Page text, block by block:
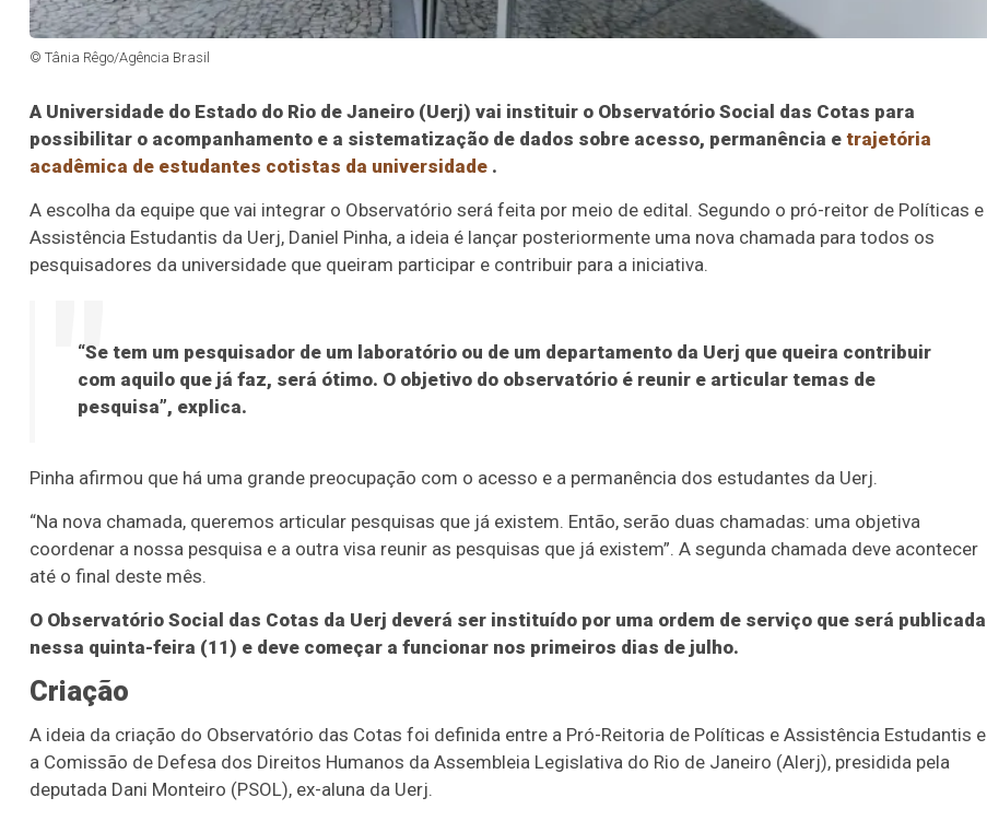
© Tânia Rêgo/Agência Brasil
A Universidade do Estado do Rio de Janeiro (Uerj) vai instituir o Observatório Social das Cotas para
possibilitar o acompanhamento e a sistematização de dados sobre acesso, permanência e trajetória
acadêmica de estudantes cotistas da universidade .
A escolha da equipe que vai integrar o Observatório será feita por meio de edital. Segundo o pró-reitor de Políticas e
Assistência Estudantis da Uerj, Daniel Pinha, a ideia é lançar posteriormente uma nova chamada para todos os
pesquisadores da universidade que queiram participar e contribuir para a iniciativa.
“Se tem um pesquisador de um laboratório ou de um departamento da Uerj que queira contribuir
com aquilo que já faz, será ótimo. O objetivo do observatório é reunir e articular temas de
pesquisa”, explica.
Pinha afirmou que há uma grande preocupação com o acesso e a permanência dos estudantes da Uerj.
“Na nova chamada, queremos articular pesquisas que já existem. Então, serão duas chamadas: uma objetiva
coordenar a nossa pesquisa e a outra visa reunir as pesquisas que já existem”. A segunda chamada deve acontecer
até o final deste mês.
O Observatório Social das Cotas da Uerj deverá ser instituído por uma ordem de serviço que será publicada
nessa quinta-feira (11) e deve começar a funcionar nos primeiros dias de julho.
Criação
A ideia da criação do Observatório das Cotas foi definida entre a Pró-Reitoria de Políticas e Assistência Estudantis e
a Comissão de Defesa dos Direitos Humanos da Assembleia Legislativa do Rio de Janeiro (Alerj), presidida pela
deputada Dani Monteiro (PSOL), ex-aluna da Uerj.